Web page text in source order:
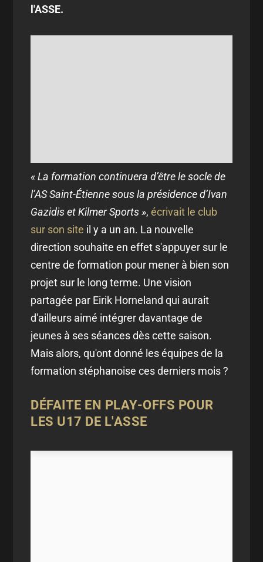
l'ASSE.
« La formation continuera d’être le socle de
l’AS Saint-Étienne sous la présidence d’Ivan
Gazidis et Kilmer Sports »,écrivait le club
sur son site il y a un an. La nouvelle
direction souhaite en effet s'appuyer sur le
centre de formation pour mener à bien son
projet sur le long terme. Une vision
partagée par Eirik Horneland qui aurait
d'ailleurs aimé intégrer davantage de
jeunes à ses séances dès cette saison.
Mais alors, qu'ont donné les équipes de la
formation stéphanoise ces derniers mois ?
DÉFAITE EN PLAY-OFFS POUR
LES U17 DE L'ASSE